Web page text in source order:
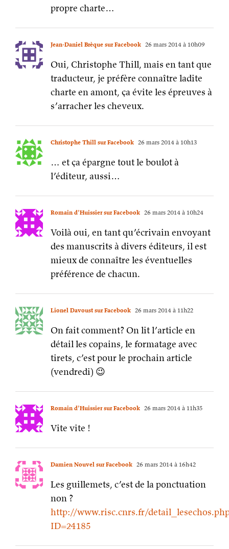
propre charte…
Jean-Daniel Brèque sur Facebook 26 mars 2014 à 10h09
Oui, Christophe Thill, mais en tant que
traducteur, je préfère connaître ladite
charte en amont, ça évite les épreuves à
s’arracher les cheveux.
Christophe Thill sur Facebook 26 mars 2014 à 10h13
… et ça épargne tout le boulot à
l’éditeur, aussi…
Romain d'Huissier sur Facebook 26 mars 2014 à 10h24
Voilà oui, en tant qu’écrivain envoyant
des manuscrits à divers éditeurs, il est
mieux de connaître les éventuelles
préférence de chacun.
Lionel Davoust sur Facebook 26 mars 2014 à 11h22
On fait comment? On lit l’article en
détail les copains, le formatage avec
tirets, c’est pour le prochain article
(vendredi) 😉
Romain d'Huissier sur Facebook 26 mars 2014 à 11h35
Vite vite !
Damien Nouvel sur Facebook 26 mars 2014 à 16h42
Les guillemets, c’est de la ponctuation
non ?
http://www.risc.cnrs.fr/
ID=24185